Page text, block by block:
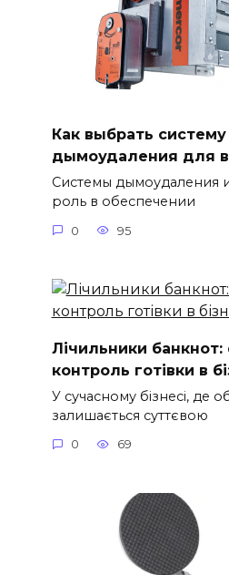
Как выбрать систему
дымоудаления для
Системы дымоудаления
роль в обеспечении
0 95
Лічильники банкнот:
контроль готівки в
У сучасному бізнесі, де
залишається суттєвою
0 69